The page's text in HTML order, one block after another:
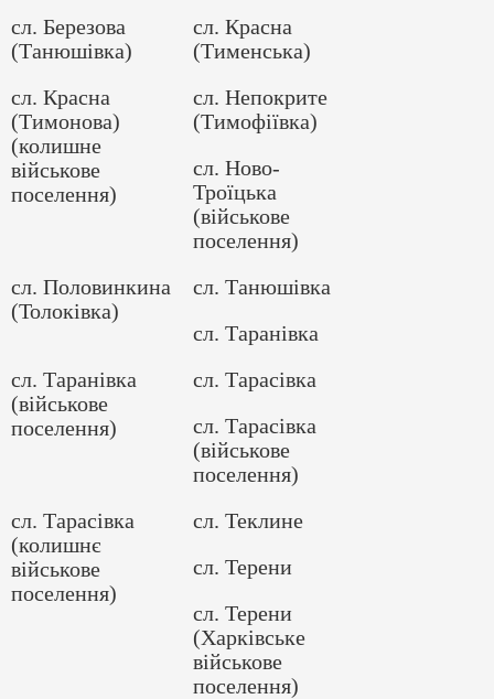
сл. Березова
(Танюшівка)
сл. Красна
(Тименська)
сл. Красна
(Тимонова)
(колишне
військове
поселення)
сл. Непокрите
(Тимофіївка)
сл. Ново-
Троїцька
(військове
поселення)
сл. Половинкина
(Толоківка)
сл. Танюшівка
сл. Таранівка
сл. Таранівка
(військове
поселення)
сл. Тарасівка
сл. Тарасівка
(військове
поселення)
сл. Тарасівка
(колишнє
військове
поселення)
сл. Теклине
сл. Терени
сл. Терени
(Харківське
військове
поселення)